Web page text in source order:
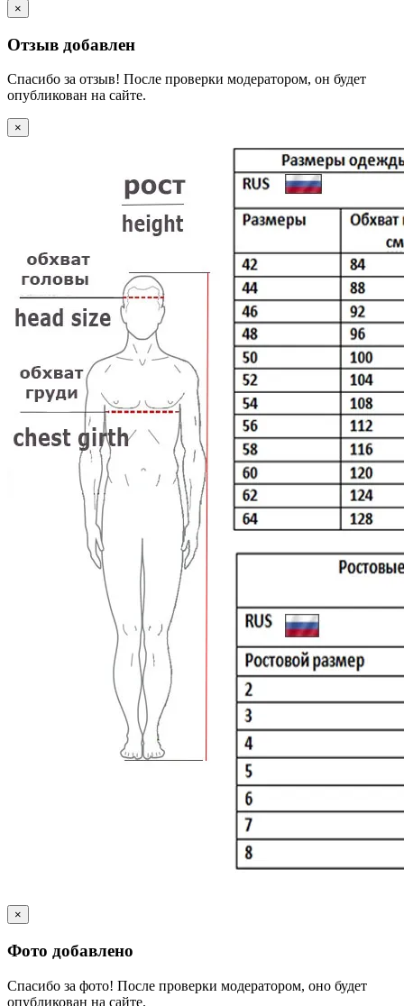
×
Отзыв добавлен
Спасибо за отзыв! После проверки модератором, он будет
опубликован на сайте.
×
×
Фото добавлено
Спасибо за фото! После проверки модератором, оно будет
опубликован на сайте.